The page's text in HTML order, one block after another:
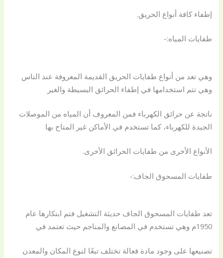
إطفاء كافة أنواع الحريق.
طفايات المياه:-
وهي تعد من أنواع طفايات الحريق القديمة المعروفة عند الناس
وهي تتم استخدامها في إطفاء الحرائق البسيطة والغير
ناتجة عن حرائق الكهرباء فمن المعروف أن المياه من الموصلات
الجيدة للكهرباء، كما تستخدم في الأماكن غير المتاح بها
الأنواع الأخرى من طفايات الحرائق الأخرى.
طفايات المسحوق الجاف:-
تعد طفايات المسحوق الجاف حديثة التشغيل فتم ابتكارها عام
1950م وهي تستخدم في المصانع والمناجم حيث تعتمد في
تصنيعها على وجود مادة فعالة تختلف تبعًا لنوع المكان والمعدن